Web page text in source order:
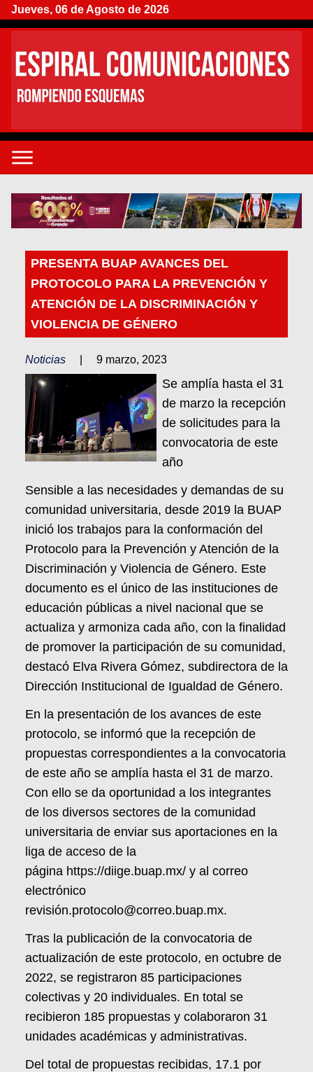
Jueves, 06 de Agosto de 2026
PRESENTA BUAP AVANCES DEL
PROTOCOLO PARA LA PREVENCIÓN Y
ATENCIÓN DE LA DISCRIMINACIÓN Y
VIOLENCIA DE GÉNERO
Noticias 9 marzo, 2023
Se amplía hasta el 31
de marzo la recepción
de solicitudes para la
convocatoria de este
año
Sensible a las necesidades y demandas de su
comunidad universitaria, desde 2019 la BUAP
inició los trabajos para la conformación del
Protocolo para la Prevención y Atención de la
Discriminación y Violencia de Género. Este
documento es el único de las instituciones de
educación públicas a nivel nacional que se
actualiza y armoniza cada año, con la finalidad
de promover la participación de su comunidad,
destacó Elva Rivera Gómez, subdirectora de la
Dirección Institucional de Igualdad de Género.
En la presentación de los avances de este
protocolo, se informó que la recepción de
propuestas correspondientes a la convocatoria
de este año se amplía hasta el 31 de marzo.
Con ello se da oportunidad a los integrantes
de los diversos sectores de la comunidad
universitaria de enviar sus aportaciones en la
liga de acceso de la
página https://diige.buap.mx/ y al correo
electrónico
revisión.protocolo@correo.buap.mx.
Tras la publicación de la convocatoria de
actualización de este protocolo, en octubre de
2022, se registraron 85 participaciones
colectivas y 20 individuales. En total se
recibieron 185 propuestas y colaboraron 31
unidades académicas y administrativas.
Del total de propuestas recibidas, 17.1 por